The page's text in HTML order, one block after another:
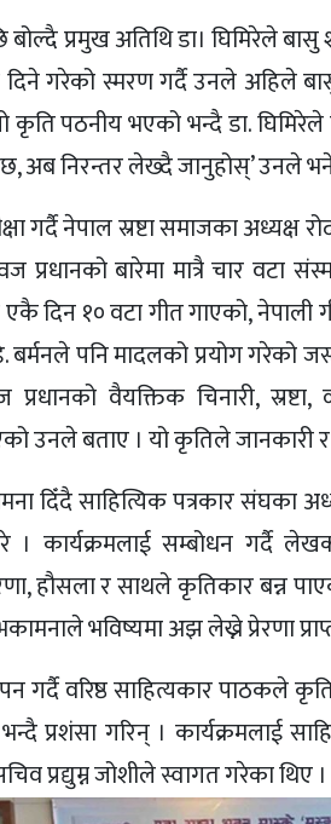
बोल्दै प्रमुख अतिथि डा। घिमिरेले
दिने गरेको स्मरण गर्दै उनले अहिले
कृति पठनीय भएको भन्दै डा.
अब निरन्तर लेख्दै जानुहोस्’ उनले
गर्दै नेपाल स्रष्टा समाजका अध्यक्ष
प्रधानको बारेमा मात्रै चार
दिन १० वटा गीत गाएको, नेपाली
पनि मादलको प्रयोग गरेको
प्रधानको वैयक्तिक चिनारी,
उनले बताए । यो कृतिले जानकारी र
दिँदै साहित्यिक पत्रकार संघका
कार्यक्रमलाई सम्बोधन गर्दै
हौसला र साथले कृतिकार बन्न
भविष्यमा अझ लेख्ने प्रेरणा
गर्दै वरिष्ठ साहित्यकार पाठकले
प्रशंसा गरिन् । कार्यक्रमलाई
प्रद्युम्न जोशीले स्वागत गरेका थिए ।